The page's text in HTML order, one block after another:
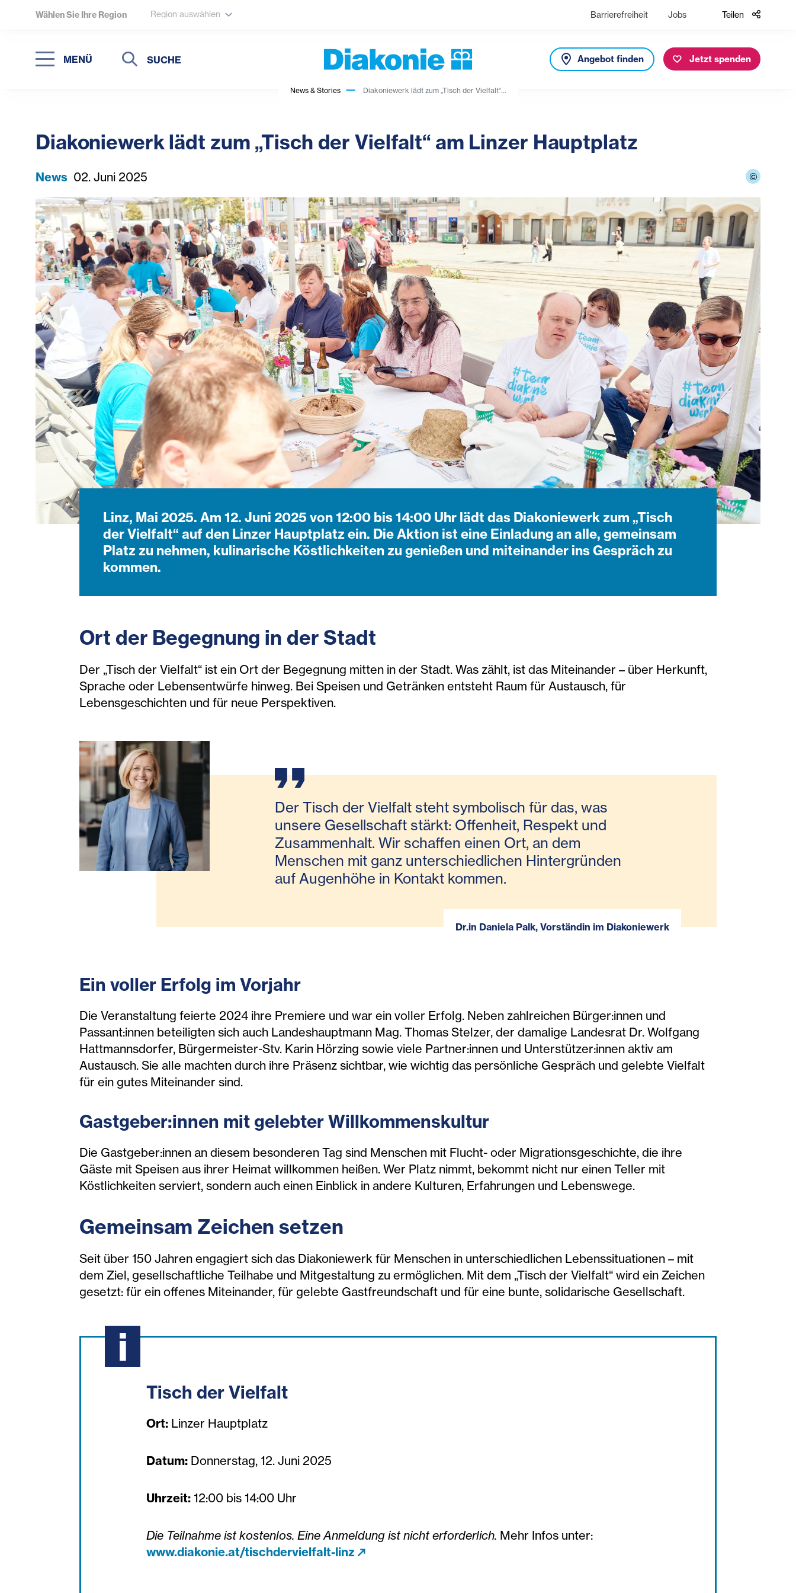
Wählen Sie Ihre Region Region auswählen Barrierefreiheit Jobs Teilen
MENÜ
Suche
Suche
Angebot finden Jetzt spenden
News & Stories Diakoniewerk lädt zum „Tisch der Vielfalt“...
Diakoniewerk lädt zum „Tisch der Vielfalt“ am Linzer Hauptplatz
News 02. Juni 2025 ©
Linz, Mai 2025. Am 12. Juni 2025 von 12:00 bis 14:00 Uhr lädt das Diakoniewerk zum „Tisch
der Vielfalt“ auf den Linzer Hauptplatz ein. Die Aktion ist eine Einladung an alle, gemeinsam
Platz zu nehmen, kulinarische Köstlichkeiten zu genießen und miteinander ins Gespräch zu
kommen.
Ort der Begegnung in der Stadt
Der „Tisch der Vielfalt“ ist ein Ort der Begegnung mitten in der Stadt. Was zählt, ist das Miteinander – über Herkunft,
Sprache oder Lebensentwürfe hinweg. Bei Speisen und Getränken entsteht Raum für Austausch, für
Lebensgeschichten und für neue Perspektiven.
Der Tisch der Vielfalt steht symbolisch für das, was
unsere Gesellschaft stärkt: Offenheit, Respekt und
Zusammenhalt. Wir schaffen einen Ort, an dem
Menschen mit ganz unterschiedlichen Hintergründen
auf Augenhöhe in Kontakt kommen.
Dr.in Daniela Palk, Vorständin im Diakoniewerk
Ein voller Erfolg im Vorjahr
Die Veranstaltung feierte 2024 ihre Premiere und war ein voller Erfolg. Neben zahlreichen Bürger:innen und
Passant:innen beteiligten sich auch Landeshauptmann Mag. Thomas Stelzer, der damalige Landesrat Dr. Wolfgang
Hattmannsdorfer, Bürgermeister-Stv. Karin Hörzing sowie viele Partner:innen und Unterstützer:innen aktiv am
Austausch. Sie alle machten durch ihre Präsenz sichtbar, wie wichtig das persönliche Gespräch und gelebte Vielfalt
für ein gutes Miteinander sind.
Gastgeber:innen mit gelebter Willkommenskultur
Die Gastgeber:innen an diesem besonderen Tag sind Menschen mit Flucht- oder Migrationsgeschichte, die ihre
Gäste mit Speisen aus ihrer Heimat willkommen heißen. Wer Platz nimmt, bekommt nicht nur einen Teller mit
Köstlichkeiten serviert, sondern auch einen Einblick in andere Kulturen, Erfahrungen und Lebenswege.
Gemeinsam Zeichen setzen
Seit über 150 Jahren engagiert sich das Diakoniewerk für Menschen in unterschiedlichen Lebenssituationen – mit
dem Ziel, gesellschaftliche Teilhabe und Mitgestaltung zu ermöglichen. Mit dem „Tisch der Vielfalt“ wird ein Zeichen
gesetzt: für ein offenes Miteinander, für gelebte Gastfreundschaft und für eine bunte, solidarische Gesellschaft.
Tisch der Vielfalt
Ort: Linzer Hauptplatz
Datum: Donnerstag, 12. Juni 2025
Uhrzeit: 12:00 bis 14:00 Uhr
Die Teilnahme ist kostenlos. Eine Anmeldung ist nicht erforderlich. Mehr Infos unter:
www.diakonie.at/tischdervielfalt-linz